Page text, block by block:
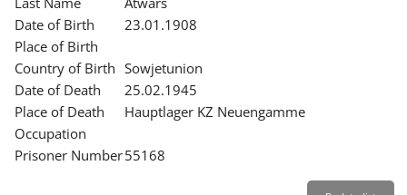
BILDUNG
FORSCHUNG
SERVICE
Leichte Sprache
Date of Birth
23.01.1908
Place of Birth
Country of Birth Sowjetunion
Date of Death
25.02.1945
Place of Death
Hauptlager KZ Neuengamme
Occupation
Prisoner Number55168